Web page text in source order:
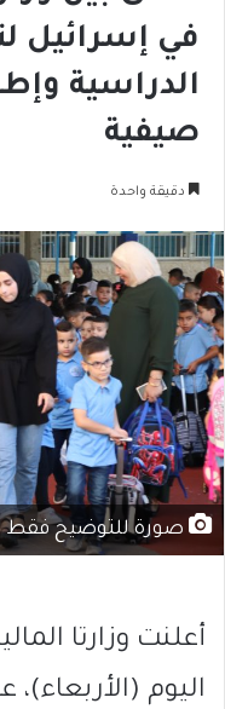
في إسرائيل
الدراسية
صيفية
دقيقة واحدة
صورة للتوضيح فقط
أعلنت وزارتا
اليوم